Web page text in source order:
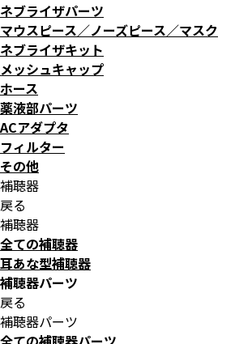
ネブライザパーツ
マウスピース／ノーズピース／マスク
ネブライザキット
メッシュキャップ
ホース
薬液部パーツ
ACアダプタ
フィルター
その他
補聴器
戻る
補聴器
全ての補聴器
耳あな型補聴器
補聴器パーツ
戻る
補聴器パーツ